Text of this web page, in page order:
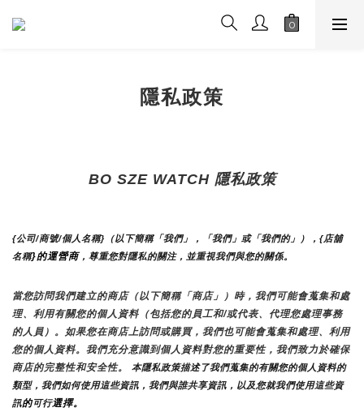
隱私政策
BO SZE WATCH 隱私政策
{公司/商號/個人名稱}（以下簡稱「我們」，「我們」或「我們的」），{店舖
名稱}的運營商，尊重您對隱私的關注，並重視我們與您的關係。
當您訪問我們建立的商店（以下簡稱「商店」）時，我們可能會蒐集和處
理、利用有關您的個人資料（包括您的員工和/或代表、代理您處理事務
的人員）。如果您在商店上訪問或購買，我們也可能會蒐集和處理、利用
您的個人資料。我們充分意識到個人資料對您的重要性，我們致力於確保
商店的完整性和安全性。
本隱私政策描述了我們蒐集的有關您的個人資料的
類型，我們如何使用這些資訊，我們與誰共享資訊，以及您就我們使用這些資
訊的可行選擇。